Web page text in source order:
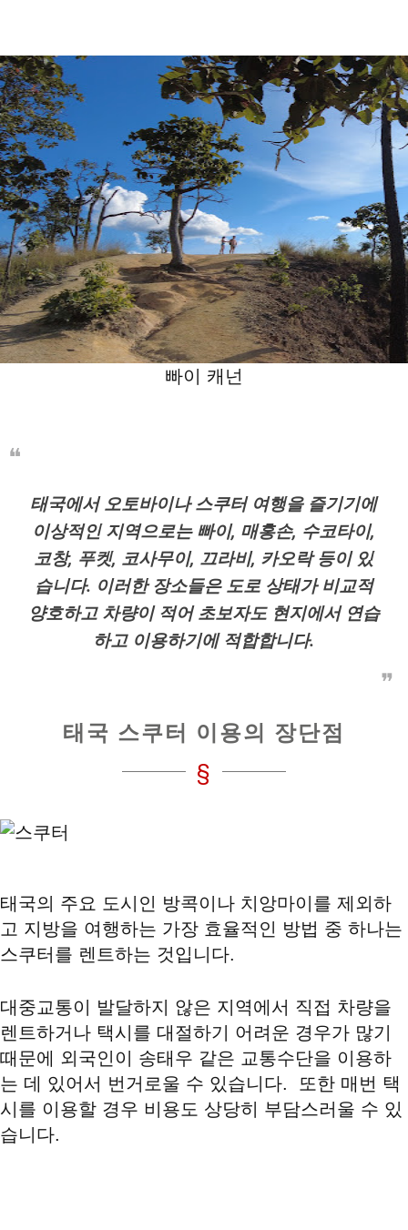
빠이 캐넌
태국에서 오토바이나 스쿠터 여행을 즐기기에
이상적인 지역으로는 빠이, 매홍손, 수코타이,
코창, 푸켓, 코사무이, 끄라비, 카오락 등이 있
습니다. 이러한 장소들은 도로 상태가 비교적
양호하고 차량이 적어 초보자도 현지에서 연습
하고 이용하기에 적합합니다.
태국 스쿠터 이용의 장단점
태국의 주요 도시인 방콕이나 치앙마이를 제외하
고 지방을 여행하는 가장 효율적인 방법 중 하나는
스쿠터를 렌트하는 것입니다.
대중교통이 발달하지 않은 지역에서 직접 차량을
렌트하거나 택시를 대절하기 어려운 경우가 많기
때문에 외국인이 송태우 같은 교통수단을 이용하
는 데 있어서 번거로울 수 있습니다. 또한 매번 택
시를 이용할 경우 비용도 상당히 부담스러울 수 있
습니다.